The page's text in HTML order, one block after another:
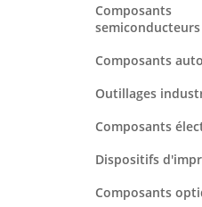
Composants
semiconducteurs
Composants
Outillages
Composants
Dispositifs
Composants